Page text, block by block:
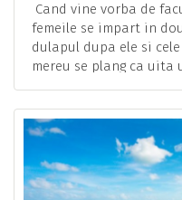
Cand vine vorba de
femeile se impart in
dulapul dupa ele si
mereu se plang ca uita